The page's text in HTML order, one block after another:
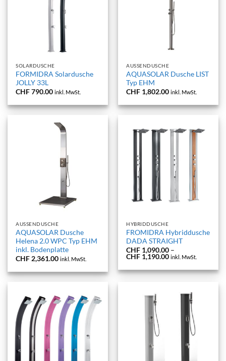
SOLARDUSCHE
FORMIDRA Solardusche
JOLLY 33L
CHF790.00 inkl. MwSt.
AUSSENDUSCHE
AQUASOLAR Dusche LIST
Typ EHM
CHF 1,802.00 inkl. MwSt.
AUSSENDUSCHE
AQUASOLAR Dusche
Helena 2.0 WPC Typ EHM
inkl. Bodenplatte
CHF 2,361.00 inkl. MwSt.
HYBRIDDUSCHE
FROMIDRA Hybriddusche
DADA STRAIGHT
CHF 1,090.00 –
CHF 1,190.00Preisspanne:
bis
CHF 1,190.00
inkl. MwSt.